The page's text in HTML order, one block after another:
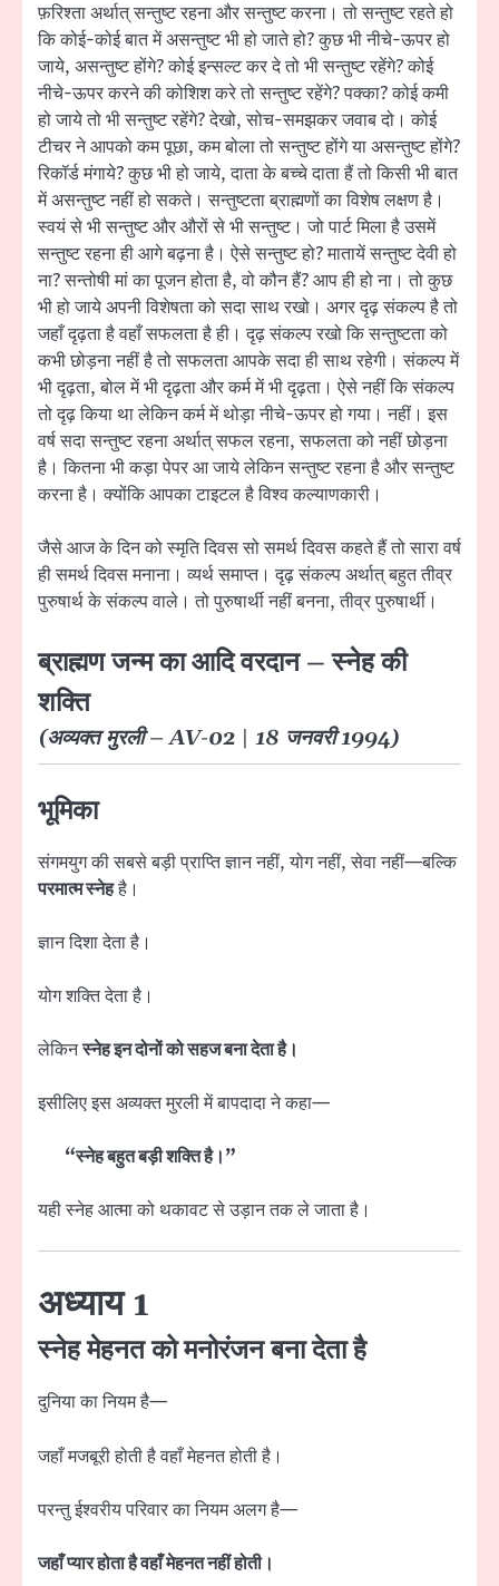
फ़रिश्ता अर्थात् सन्तुष्ट रहना और सन्तुष्ट करना। तो सन्तुष्ट रहते हो
कि कोई-कोई बात में असन्तुष्ट भी हो जाते हो? कुछ भी नीचे-ऊपर हो
जाये, असन्तुष्ट होंगे? कोई इन्सल्ट कर दे तो भी सन्तुष्ट रहेंगे? कोई
नीचे-ऊपर करने की कोशिश करे तो सन्तुष्ट रहेंगे? पक्का? कोई कमी
हो जाये तो भी सन्तुष्ट रहेंगे? देखो, सोच-समझकर जवाब दो। कोई
टीचर ने आपको कम पूछा, कम बोला तो सन्तुष्ट होंगे या असन्तुष्ट होंगे?
रिकॉर्ड मंगाये? कुछ भी हो जाये, दाता के बच्चे दाता हैं तो किसी भी बात
में असन्तुष्ट नहीं हो सकते। सन्तुष्टता ब्राह्मणों का विशेष लक्षण है।
स्वयं से भी सन्तुष्ट और औरों से भी सन्तुष्ट। जो पार्ट मिला है उसमें
सन्तुष्ट रहना ही आगे बढ़ना है। ऐसे सन्तुष्ट हो? मातायें सन्तुष्ट देवी हो
ना? सन्तोषी मां का पूजन होता है, वो कौन हैं? आप ही हो ना। तो कुछ
भी हो जाये अपनी विशेषता को सदा साथ रखो। अगर दृढ़ संकल्प है तो
जहाँ दृढ़ता है वहाँ सफलता है ही। दृढ़ संकल्प रखो कि सन्तुष्टता को
कभी छोड़ना नहीं है तो सफलता आपके सदा ही साथ रहेगी। संकल्प में
भी दृढ़ता, बोल में भी दृढ़ता और कर्म में भी दृढ़ता। ऐसे नहीं कि संकल्प
तो दृढ़ किया था लेकिन कर्म में थोड़ा नीचे-ऊपर हो गया। नहीं। इस
वर्ष सदा सन्तुष्ट रहना अर्थात् सफल रहना, सफलता को नहीं छोड़ना
है। कितना भी कड़ा पेपर आ जाये लेकिन सन्तुष्ट रहना है और सन्तुष्ट
करना है। क्योंकि आपका टाइटल है विश्व कल्याणकारी।
जैसे आज के दिन को स्मृति दिवस सो समर्थ दिवस कहते हैं तो सारा वर्ष
ही समर्थ दिवस मनाना। व्यर्थ समाप्त। दृढ़ संकल्प अर्थात् बहुत तीव्र
पुरुषार्थ के संकल्प वाले। तो पुरुषार्थी नहीं बनना, तीव्र पुरुषार्थी।
ब्राह्मण जन्म का आदि वरदान – स्नेह की
शक्ति
(अव्यक्त मुरली – AV-02 | 18 जनवरी 1994)
भूमिका
संगमयुग की सबसे बड़ी प्राप्ति ज्ञान नहीं, योग नहीं, सेवा नहीं—बल्कि
परमात्म स्नेहहै।
ज्ञान दिशा देता है।
योग शक्ति देता है।
लेकिनस्नेह इन दोनों को सहज बना देता है।
इसीलिए इस अव्यक्त मुरली में बापदादा ने कहा—
“स्नेह बहुत बड़ी शक्ति है।”
यही स्नेह आत्मा को थकावट से उड़ान तक ले जाता है।
अध्याय 1
स्नेह मेहनत को मनोरंजन बना देता है
दुनिया का नियम है—
जहाँ मजबूरी होती है वहाँ मेहनत होती है।
परन्तु ईश्वरीय परिवार का नियम अलग है—
जहाँ प्यार होता है वहाँ मेहनत नहीं होती।